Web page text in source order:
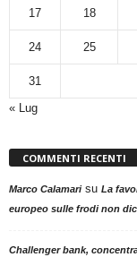
17 18
24 25
31
« Lug
COMMENTI RECENTI
Marco Calamarisu La
europeo sulle frodi non
Challenger bank,